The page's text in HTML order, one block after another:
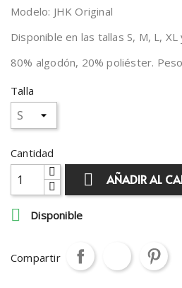
Modelo: JHK Original
Disponible en las tallas S, M, L, XL
80% algodón, 20% poliéster.
Talla
Cantidad
 AÑADIR AL

Disponible
Compartir